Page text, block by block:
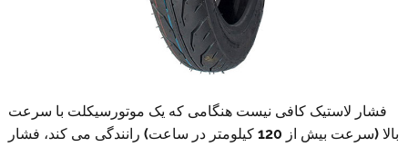
فشار لاستیک کافی نیست هنگامی که یک موتورسیکلت با سرعت
بالا (سرعت بیش از 120 کیلومتر در ساعت) رانندگی می کند، فشار